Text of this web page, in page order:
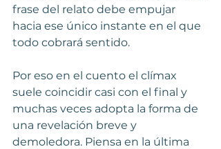
frase del relato debe empujar
hacia ese único instante en el que
todo cobrará sentido.
Por eso en el cuento el clímax
suele coincidir casi con el final y
muchas veces adopta la forma de
una revelación breve y
demoledora. Piensa en la última